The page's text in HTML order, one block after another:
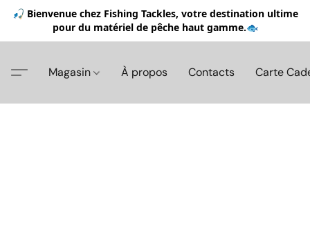
🎣 Bienvenue chez Fishing Tackles, votre destination ultime
pour du matériel de pêche haut gamme.🐟
Magasin À propos Contacts Carte